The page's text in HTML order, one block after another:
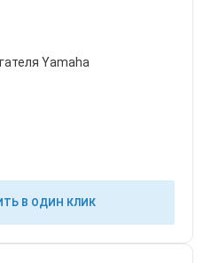
Yamaha
В ОДИН КЛИК